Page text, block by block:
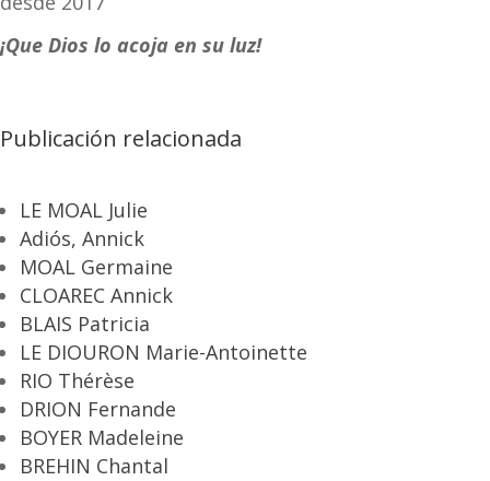
¡Que Dios lo acoja en su luz!
Publicación relacionada
LE MOAL Julie
Adiós, Annick
MOAL Germaine
CLOAREC Annick
BLAIS Patricia
LE DIOURON Marie-Antoinette
RIO Thérèse
DRION Fernande
BOYER Madeleine
BREHIN Chantal